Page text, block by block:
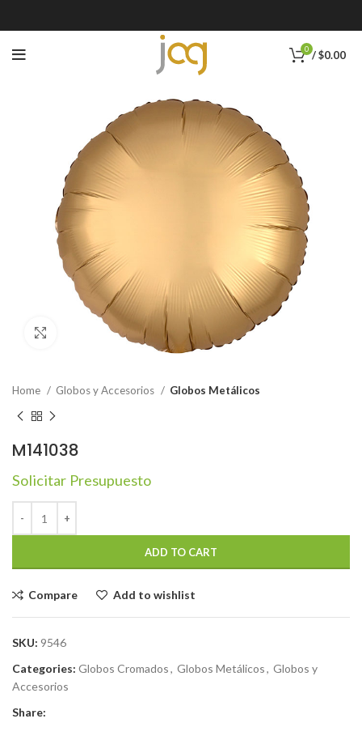
0 /$0.00
Click to enlarge
Home Globos y Accesorios Globos Metálicos
M141038
Solicitar Presupuesto
ADD TO CART
Compare Add to wishlist
SKU: 9546
Categories: Globos Cromados, Globos Metálicos, Globos y
Accesorios
Share: